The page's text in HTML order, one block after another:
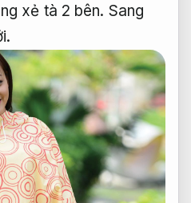
xẻ tà 2 bên. Sang